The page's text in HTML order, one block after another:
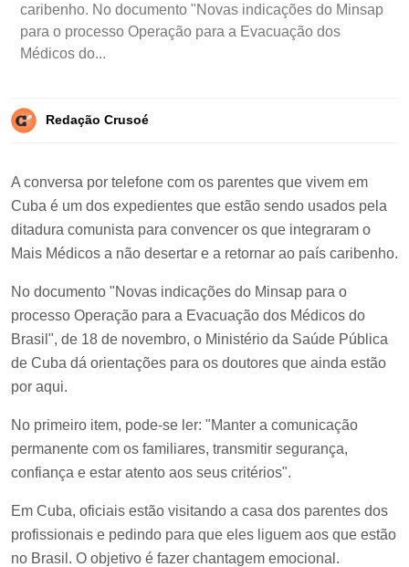
caribenho. No documento "Novas indicações do Minsap
para o processo Operação para a Evacuação dos
Médicos do...
Redação Crusoé
A conversa por telefone com os parentes que vivem em
Cuba é um dos expedientes que estão sendo usados pela
ditadura comunista para convencer os que integraram o
Mais Médicos a não desertar e a retornar ao país caribenho.
No documento "Novas indicações do Minsap para o
processo Operação para a Evacuação dos Médicos do
Brasil", de 18 de novembro, o Ministério da Saúde Pública
de Cuba dá orientações para os doutores que ainda estão
por aqui.
No primeiro item, pode-se ler: "Manter a comunicação
permanente com os familiares, transmitir segurança,
confiança e estar atento aos seus critérios".
Em Cuba, oficiais estão visitando a casa dos parentes dos
profissionais e pedindo para que eles liguem aos que estão
no Brasil. O objetivo é fazer chantagem emocional.